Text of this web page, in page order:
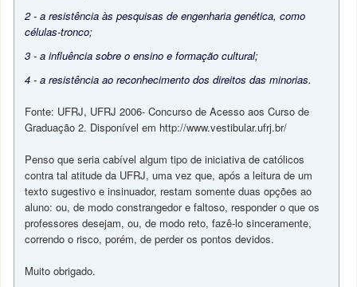
2 - a resistência às pesquisas de engenharia genética, como
células-tronco;
3 - a influência sobre o ensino e formação cultural;
4 - a resistência ao reconhecimento dos direitos das minorias.
Fonte: UFRJ, UFRJ 2006- Concurso de Acesso aos Curso de
Graduação 2. Disponível em http://www.vestibular.ufrj.br/
Penso que seria cabível algum tipo de iniciativa de católicos
contra tal atitude da UFRJ, uma vez que, após a leitura de um
texto sugestivo e insinuador, restam somente duas opções ao
aluno: ou, de modo constrangedor e faltoso, responder o que os
professores desejam, ou, de modo reto, fazê-lo sinceramente,
correndo o risco, porém, de perder os pontos devidos.
Muito obrigado.